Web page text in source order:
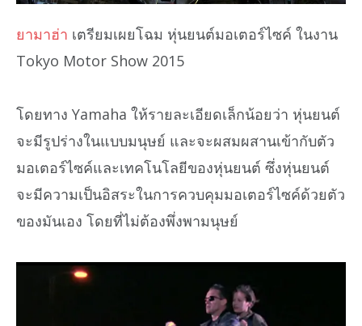
ยามาฮ่า เตรียมเผยโฉม หุ่นยนต์มอเตอร์ไซค์ ในงาน
Tokyo Motor Show 2015
โดยทาง Yamaha ให้รายละเอียดเล็กน้อยว่า หุ่นยนต์
จะมีรูปร่างในแบบมนุษย์ และจะผสมผสานเข้ากับตัว
มอเตอร์ไซค์และเทคโนโลยีของหุ่นยนต์ ซึ่งหุ่นยนต์
จะมีความเป็นอิสระในการควบคุมมอเตอร์ไซค์ด้วยตัว
ของมันเอง โดยที่ไม่ต้องพึ่งพามนุษย์